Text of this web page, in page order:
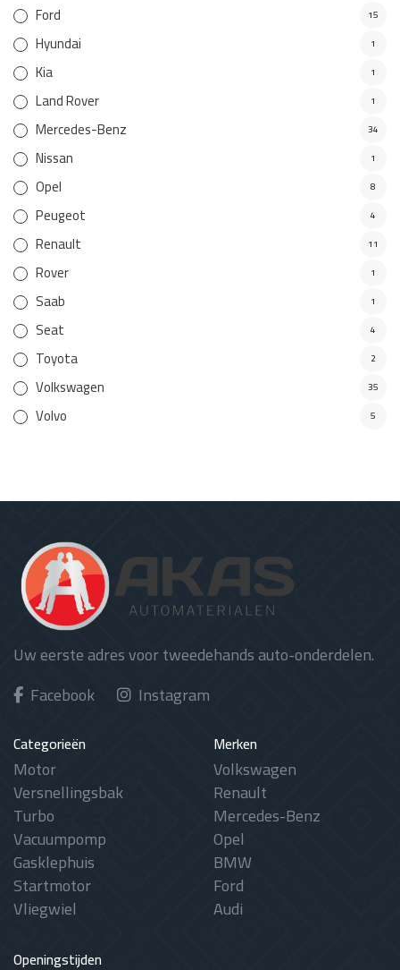
Ford 15
Hyundai 1
Kia 1
Land Rover 1
Mercedes-Benz 34
Nissan 1
Opel 8
Peugeot 4
Renault 11
Rover 1
Saab 1
Seat 4
Toyota 2
Volkswagen 35
Volvo 5
Uw eerste adres voor tweedehands auto-onderdelen.
Facebook
Instagram
Categorieën
Motor
Versnellingsbak
Turbo
Vacuumpomp
Gasklephuis
Startmotor
Vliegwiel
Merken
Volkswagen
Renault
Mercedes-Benz
Opel
BMW
Ford
Audi
Openingstijden